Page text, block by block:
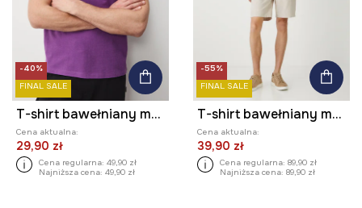
-40%
FINAL SALE
T-shirt bawełniany męski z fakturą kolor fioletowy
Cena aktualna:
29,90 zł
Cena regularna: 49,90 zł
Najniższa cena: 49,90 zł
-55%
FINAL SALE
T-shirt bawełniany męski z elastanem prążkowany kolor niebieski
Cena aktualna:
39,90 zł
Cena regularna: 89,90 zł
Najniższa cena: 89,90 zł